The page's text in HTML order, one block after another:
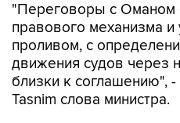
"Переговоры с Оманом
правового механизма
проливом, с
движения судов через
близки к соглашению", -
Tasnim слова министра.